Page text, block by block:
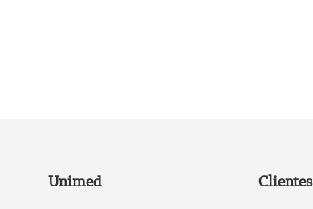
Unimed Clientes